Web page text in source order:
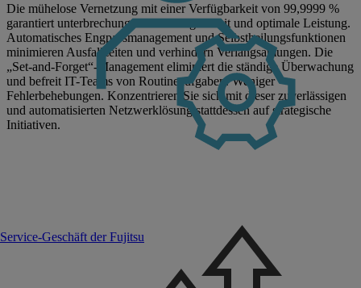
Service-Geschäft der Fujitsu
Die mühelose Vernetzung mit einer Verfügbarkeit von 99,9999 %
garantiert unterbrechungsfreie Verfügbarkeit und optimale Leistung.
Automatisches Engpassmanagement und Selbstheilungsfunktionen
minimieren Ausfallzeiten und verhindern Verlangsamungen. Die
„Set-and-Forget“-Management eliminiert die ständige Überwachung
und befreit IT-Teams von Routineaufgaben. Weniger
Fehlerbehebungen. Konzentrieren Sie sich mit dieser zuverlässigen
und automatisierten Netzwerklösung stattdessen auf strategische
Initiativen.